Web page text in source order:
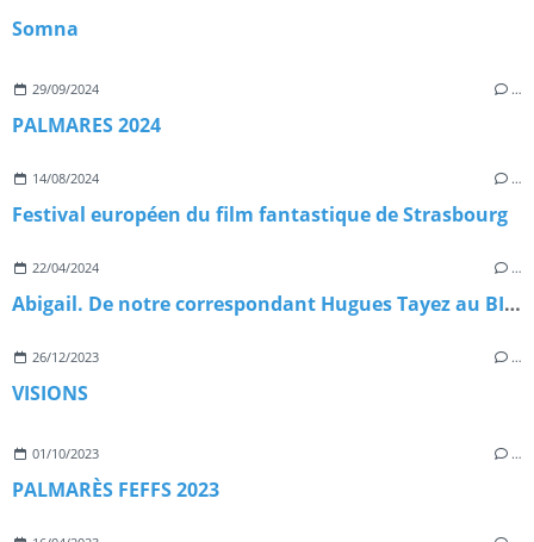
Somna
29/09/2024 …
PALMARES 2024
14/08/2024 …
Festival européen du film fantastique de Strasbourg
22/04/2024 …
Abigail. De notre correspondant Hugues Tayez au BIFFF 2024
26/12/2023 …
VISIONS
01/10/2023 …
PALMARÈS FEFFS 2023